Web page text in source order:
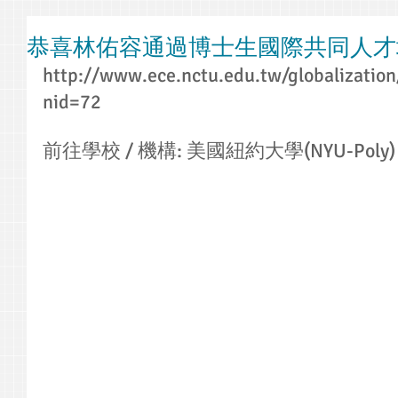
恭喜林佑容通過博士生國際共同人
http://www.ece.nctu.edu.tw/
nid=72
前往學校 / 機構: 美國紐約大學(NYU-Poly)